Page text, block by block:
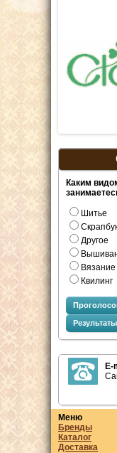
Каким
Шитье
Другое
Вязание
Квилинг
Результаты
E-
Меню
Бренды
Каталог
Доставка